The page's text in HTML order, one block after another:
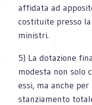
affidata ad
costituite presso
ministri.
5) La dotazione
modesta non solo
essi, ma anche
stanziamento